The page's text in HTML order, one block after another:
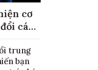
cơ
cách
trung
bạn